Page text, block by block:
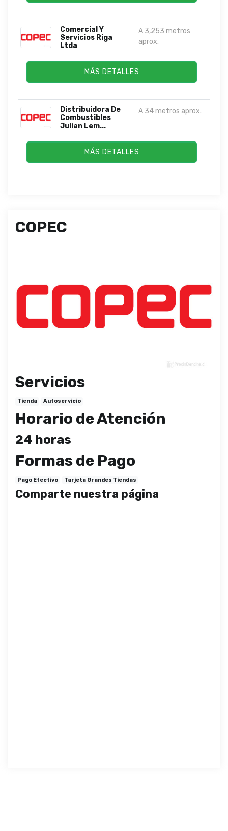
Comercial Y
Servicios Riga
Ltda
A 3,253 metros
aprox.
MÁS DETALLES
Distribuidora De
Combustibles
Julian Lem...
A 34 metros aprox.
MÁS DETALLES
COPEC
Servicios
Tienda Autoservicio
Horario de Atención
24 horas
Formas de Pago
Pago Efectivo Tarjeta Grandes Tiendas
Comparte nuestra página